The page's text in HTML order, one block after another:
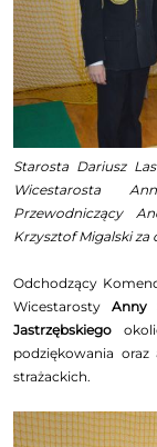
Starosta Dariusz
Wicestarosta
Przewodniczący
Krzysztof Migalski
Odchodzący
Wicestarosty Anny
Jastrzębskiego
podziękowania
strażackich.